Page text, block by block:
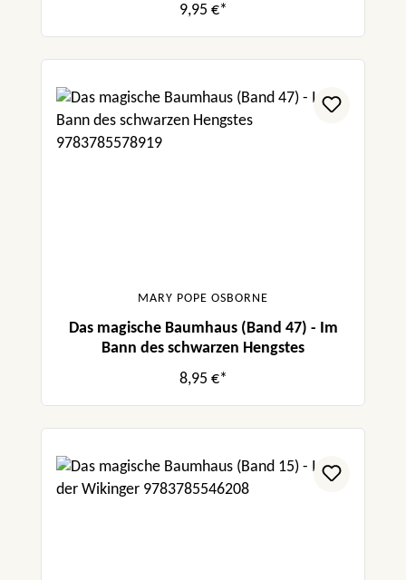
9,95 €*
MARY POPE OSBORNE
Das magische Baumhaus (Band 47) - Im
Bann des schwarzen Hengstes
8,95 €*